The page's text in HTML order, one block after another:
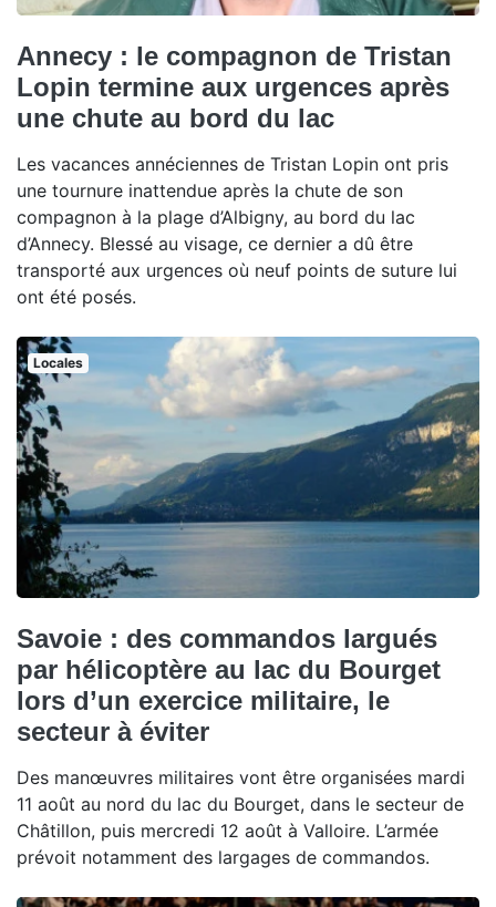
Annecy : le compagnon de Tristan
Lopin termine aux urgences après
une chute au bord du lac
Les vacances annéciennes de Tristan Lopin ont pris
une tournure inattendue après la chute de son
compagnon à la plage d’Albigny, au bord du lac
d’Annecy. Blessé au visage, ce dernier a dû être
transporté aux urgences où neuf points de suture lui
ont été posés.
Locales
Savoie : des commandos largués
par hélicoptère au lac du Bourget
lors d’un exercice militaire, le
secteur à éviter
Des manœuvres militaires vont être organisées mardi
11 août au nord du lac du Bourget, dans le secteur de
Châtillon, puis mercredi 12 août à Valloire. L’armée
prévoit notamment des largages de commandos.